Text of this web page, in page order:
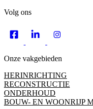
Volg ons
Onze vakgebieden
HERINRICHTING
RECONSTRUCTIE
ONDERHOUD
BOUW- EN WOONRIJP